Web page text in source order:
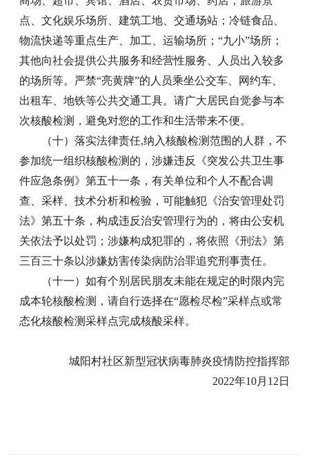
点、文化娱乐场所、建筑工地、交通场站；冷链食品、
物流快递等重点生产、加工、运输场所；“九小”场所；
其他向社会提供公共服务和经营性服务、人员出入较多
的场所等。严禁“亮黄牌”的人员乘坐公交车、网约车、
出租车、地铁等公共交通工具。请广大居民自觉参与本
次核酸检测，避免对您的工作和生活带来不便。
（十）落实法律责任,纳入核酸检测范围的人群，不
参加统一组织核酸检测的，涉嫌违反《突发公共卫生事
件应急条例》第五十一条，有关单位和个人不配合调
查、采样、技术分析和检验，可能触犯《治安管理处罚
法》第五十条，构成违反治安管理行为的，将由公安机
关依法予以处罚；涉嫌构成犯罪的，将依照《刑法》第
三百三十条以涉嫌妨害传染病防治罪追究刑事责任。
（十一）如有个别居民朋友未能在规定的时限内完
成本轮核酸检测，请自行选择在“愿检尽检”采样点或常
态化核酸检测采样点完成核酸采样。
城阳村社区新型冠状病毒肺炎疫情防控指挥部
2022年10月12日